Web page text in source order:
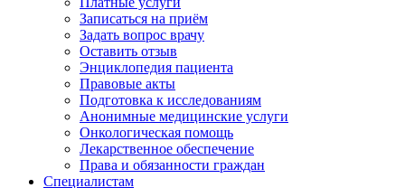
Записаться на приём
Задать вопрос врачу
Оставить отзыв
Энциклопедия пациента
Правовые акты
Подготовка к исследованиям
Анонимные медицинские услуги
Онкологическая помощь
Лекарственное обеспечение
Права и обязанности граждан
Специалистам